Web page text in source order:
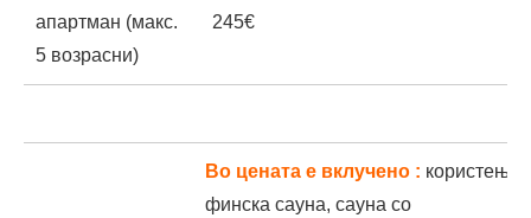
апартман (макс.
5 возрасни)
245€
Во цената е вклучено : користење
финска сауна, сауна со